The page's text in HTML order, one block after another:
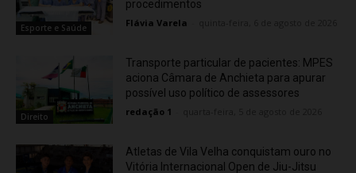
Esporte e Saúde
procedimentos
Flávia Varela
Direito
Transporte particular de pacientes: MPES
aciona Câmara de Anchieta para apurar
possível uso político de assessores
redação 1
Atletas de Vila Velha conquistam ouro no
Vitória Internacional Open de Jiu-Jitsu